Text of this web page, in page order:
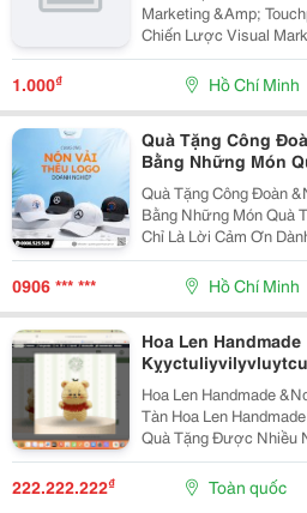
Marketing &Amp; Touchpoints
Chiến Lược Visual
Biệt: Cơ Hội Nhận
1.000₫ Hồ Chí Minh
Quà Tặng Công
Bằng Những Món
Quà Tặng Công Đoàn
Bằng Những Món Quà Thiết Thực Mỗi
Chỉ Là Lời Cảm Ơn
Phần Lan Tỏa Hình
Nhận Sản Xuất Và In
0906 *** *** Hồ Chí Minh
Hoa Len Handmade
Hoa Len Handmade
Tàn Hoa Len Handmade Đang Trở Thành Xu Hướng
Quà Tặng Được Nhiều
Tươi Chỉ Giữ Được Vẻ
Len Có Thể Lưu Giữ
Nguyên...
222.222.222₫ Toàn quốc